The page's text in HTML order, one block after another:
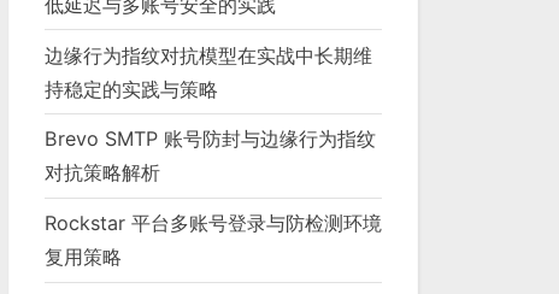
边缘行为指纹对抗模型在实战中长期维
持稳定的实践与策略
Brevo SMTP 账号防封与边缘行为指纹
对抗策略解析
Rockstar 平台多账号登录与防检测环境
复用策略